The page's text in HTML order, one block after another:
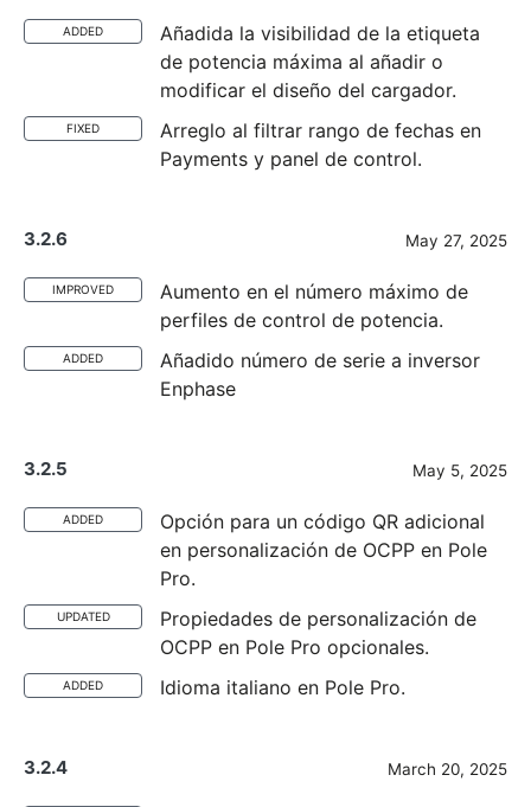
ADDED
Añadida la visibilidad de la etiqueta
de potencia máxima al añadir o
modificar el diseño del cargador.
FIXED
Arreglo al filtrar rango de fechas en
Payments y panel de control.
3.2.6 May 27, 2025
IMPROVED
Aumento en el número máximo de
perfiles de control de potencia.
ADDED
Añadido número de serie a inversor
Enphase
3.2.5 May 5, 2025
ADDED
Opción para un código QR adicional
en personalización de OCPP en Pole
Pro.
UPDATED
Propiedades de personalización de
OCPP en Pole Pro opcionales.
ADDED Idioma italiano en Pole Pro.
3.2.4 March 20, 2025